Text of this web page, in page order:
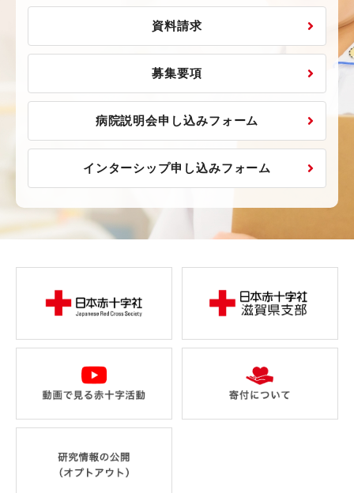
資料請求
募集要項
病院説明会申し込みフォーム
インターシップ申し込みフォーム